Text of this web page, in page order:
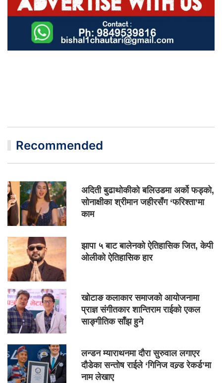
Recommended
अदिती बुढाथोकीको बलिउडमा अर्को फड्को,
सोनाक्षीका श्रीमान जहीरसँग ‘फरिश्ता’मा
काम
झापा ५ बाट बालेनको ऐतिहासिक जित, केपी
ओलीको ऐतिहासिक हार
खोटाङ कलाकार समाजको आयोजनामा
प्राज्ञ संगीतकार शान्तिराम राईको एकल
साङ्गीतिक साँझ हुने
लन्डन म्याराथनमा दौरा सुरुवाल लगाएर
दौडेका सन्तोष राईले ‘गिनिज वल्र्ड रेकर्ड’मा
नाम लेखाए